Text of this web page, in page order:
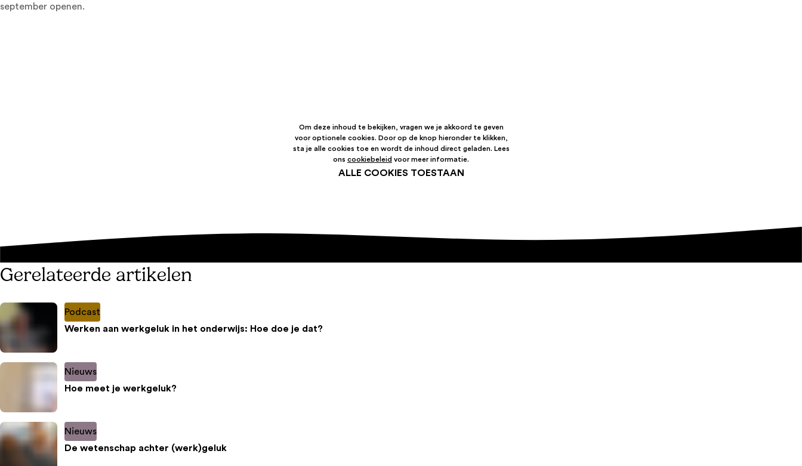
september openen.
Om deze inhoud te bekijken, vragen we je akkoord te geven
voor optionele cookies. Door op de knop hieronder te klikken,
sta je alle cookies toe en wordt de inhoud direct geladen. Lees
ons cookiebeleid voor meer informatie.
ALLE COOKIES TOESTAAN
Gerelateerde artikelen
Podcast
Werken aan werkgeluk in het onderwijs: Hoe doe je dat?
Nieuws
Hoe meet je werkgeluk?
Nieuws
De wetenschap achter (werk)geluk